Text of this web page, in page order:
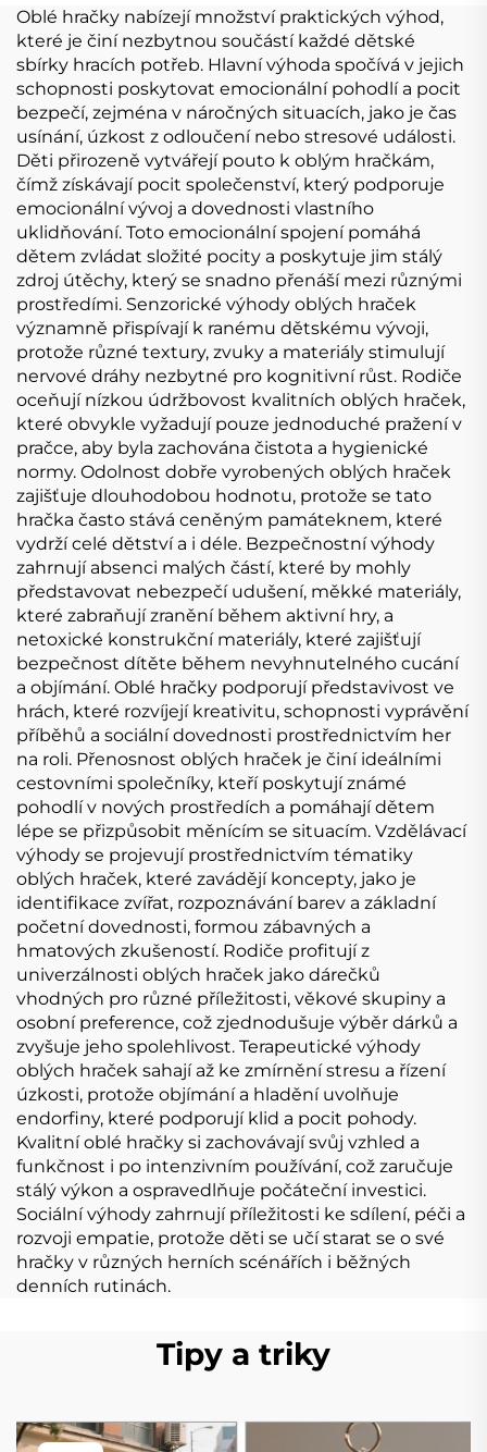
plyšový přívěsek na
klíče
panenku 10 cm
Oblé hračky nabízejí množství praktických výhod,
které je činí nezbytnou součástí každé dětské
sbírky hracích potřeb. Hlavní výhoda spočívá v jejich
schopnosti poskytovat emocionální pohodlí a pocit
bezpečí, zejména v náročných situacích, jako je čas
usínání, úzkost z odloučení nebo stresové události.
Děti přirozeně vytvářejí pouto k oblým hračkám,
čímž získávají pocit společenství, který podporuje
emocionální vývoj a dovednosti vlastního
uklidňování. Toto emocionální spojení pomáhá
dětem zvládat složité pocity a poskytuje jim stálý
zdroj útěchy, který se snadno přenáší mezi různými
prostředími. Senzorické výhody oblých hraček
významně přispívají k ranému dětskému vývoji,
protože různé textury, zvuky a materiály stimulují
nervové dráhy nezbytné pro kognitivní růst. Rodiče
oceňují nízkou údržbovost kvalitních oblých hraček,
které obvykle vyžadují pouze jednoduché pražení v
pračce, aby byla zachována čistota a hygienické
normy. Odolnost dobře vyrobených oblých hraček
zajišťuje dlouhodobou hodnotu, protože se tato
hračka často stává ceněným památeknem, které
vydrží celé dětství a i déle. Bezpečnostní výhody
zahrnují absenci malých částí, které by mohly
představovat nebezpečí udušení, měkké materiály,
které zabraňují zranění během aktivní hry, a
netoxické konstrukční materiály, které zajišťují
bezpečnost dítěte během nevyhnutelného cucání
a objímání. Oblé hračky podporují představivost ve
hrách, které rozvíjejí kreativitu, schopnosti vyprávění
příběhů a sociální dovednosti prostřednictvím her
na roli. Přenosnost oblých hraček je činí ideálními
cestovními společníky, kteří poskytují známé
pohodlí v nových prostředích a pomáhají dětem
lépe se přizpůsobit měnícím se situacím. Vzdělávací
výhody se projevují prostřednictvím tématiky
oblých hraček, které zavádějí koncepty, jako je
identifikace zvířat, rozpoznávání barev a základní
početní dovednosti, formou zábavných a
hmatových zkušeností. Rodiče profitují z
univerzálnosti oblých hraček jako dárečků
vhodných pro různé příležitosti, věkové skupiny a
osobní preference, což zjednodušuje výběr dárků a
zvyšuje jeho spolehlivost. Terapeutické výhody
oblých hraček sahají až ke zmírnění stresu a řízení
úzkosti, protože objímání a hladění uvolňuje
endorfiny, které podporují klid a pocit pohody.
Kvalitní oblé hračky si zachovávají svůj vzhled a
funkčnost i po intenzivním používání, což zaručuje
stálý výkon a ospravedlňuje počáteční investici.
Sociální výhody zahrnují příležitosti ke sdílení, péči a
rozvoji empatie, protože děti se učí starat se o své
hračky v různých herních scénářích i běžných
denních rutinách.
Tipy a triky